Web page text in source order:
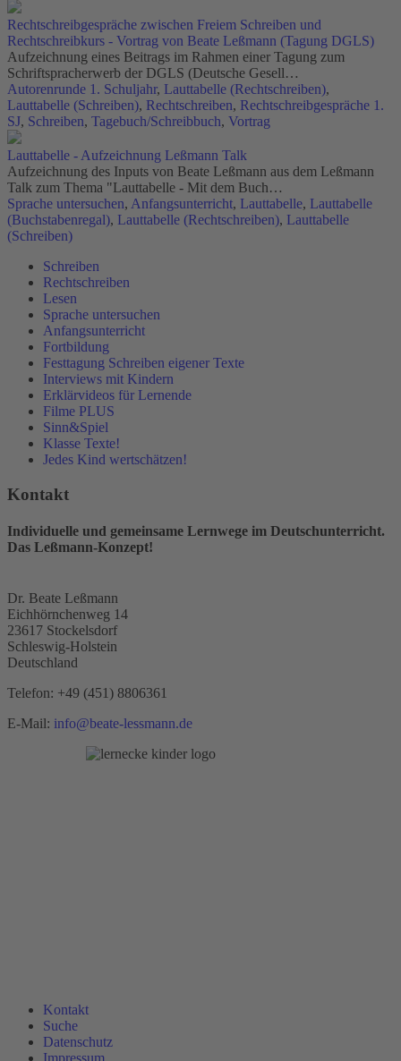
Rechtschreibgespräche zwischen Freiem Schreiben und
Rechtschreibkurs - Vortrag von Beate Leßmann (Tagung DGLS)
Aufzeichnung eines Beitrags im Rahmen einer Tagung zum
Schriftspracherwerb der DGLS (Deutsche Gesell…
Autorenrunde 1. Schuljahr, Lauttabelle (Rechtschreiben),
Lauttabelle (Schreiben), Rechtschreiben, Rechtschreibgespräche 1.
SJ, Schreiben, Tagebuch/Schreibbuch, Vortrag
Lauttabelle - Aufzeichnung Leßmann Talk
Aufzeichnung des Inputs von Beate Leßmann aus dem Leßmann
Talk zum Thema "Lauttabelle - Mit dem Buch…
Sprache untersuchen, Anfangsunterricht, Lauttabelle, Lauttabelle
(Buchstabenregal), Lauttabelle (Rechtschreiben), Lauttabelle
(Schreiben)
Schreiben
Rechtschreiben
Lesen
Sprache untersuchen
Anfangsunterricht
Fortbildung
Festtagung Schreiben eigener Texte
Interviews mit Kindern
Erklärvideos für Lernende
Filme PLUS
Sinn&Spiel
Klasse Texte!
Jedes Kind wertschätzen!
Kontakt
Individuelle und gemeinsame Lernwege im Deutschunterricht.
Das Leßmann-Konzept!
Dr. Beate Leßmann
Eichhörnchenweg 14
23617 Stockelsdorf
Schleswig-Holstein
Deutschland
Telefon: +49 (451) 8806361
E-Mail: info@beate-lessmann.de
Kontakt
Suche
Datenschutz